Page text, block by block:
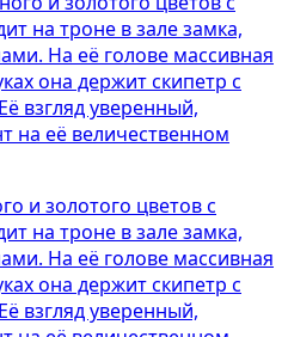
и золотого цветов с
на троне в зале замка,
На её голове массивная
она держит скипетр с
взгляд уверенный,